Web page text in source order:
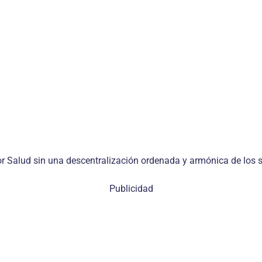
Salud sin una descentralización ordenada y armónica de los
Publicidad